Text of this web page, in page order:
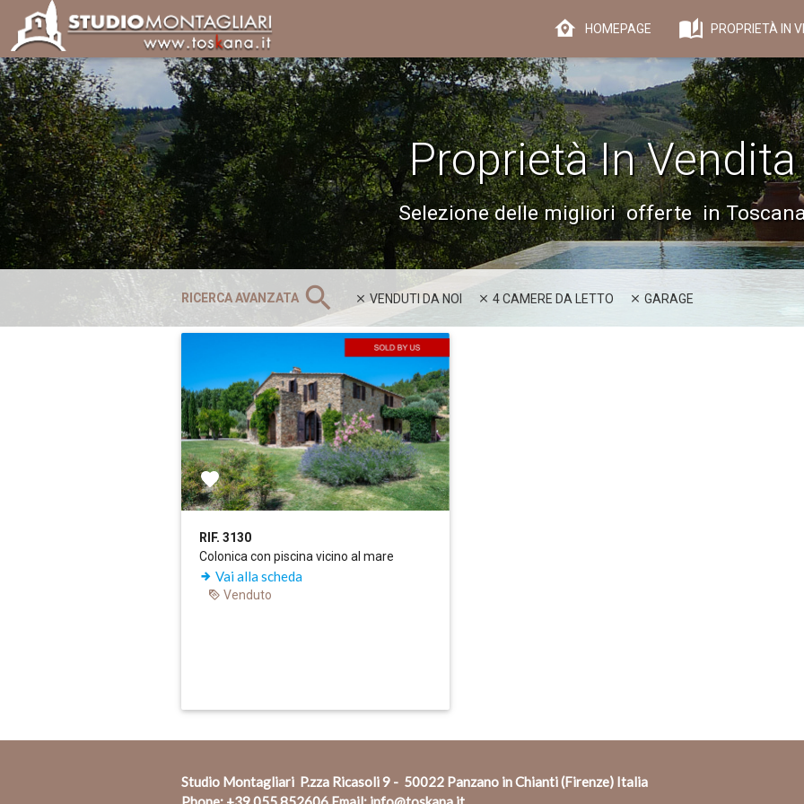
HOMEPAGE PROPRIETÀ IN
RICERCA AVANZATA search VENDUTI DA NOI 4 CAMERE DA LETTO GARAGE
Proprietà In Vendita
Selezione delle migliori offerte in
RIF. 3130
Colonica con piscina vicino al mare
Vai alla scheda
Venduto
Studio Montagliari P.zza Ricasoli 9 - 50022 Panzano in Chianti (Firenze) Italia